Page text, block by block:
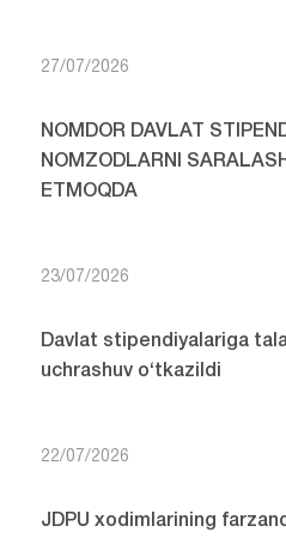
27/07/2026
NOMDOR DAVLAT
NOMZODLARNI
ETMOQDA
23/07/2026
Davlat stipendiyalariga
uchrashuv o‘tkazildi
22/07/2026
JDPU xodimlarining